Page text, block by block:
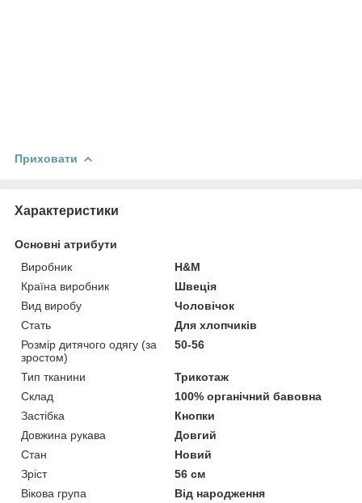
Приховати
Характеристики
Основні атрибути
Виробник
H&M
Країна виробник
Швеція
Вид виробу
Чоловічок
Стать
Для хлопчиків
Розмір дитячого одягу (за
зростом)
50-56
Тип тканини
Трикотаж
Склад
100% органічний бавовна
Застібка
Кнопки
Довжина рукава
Довгий
Стан
Новий
Зріст
56 см
Вікова група
Від народження